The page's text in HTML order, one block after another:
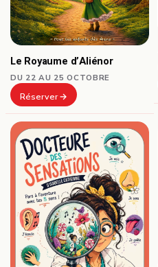
Le Royaume d’Aliénor
DU 22 AU 25 OCTOBRE
Réserver